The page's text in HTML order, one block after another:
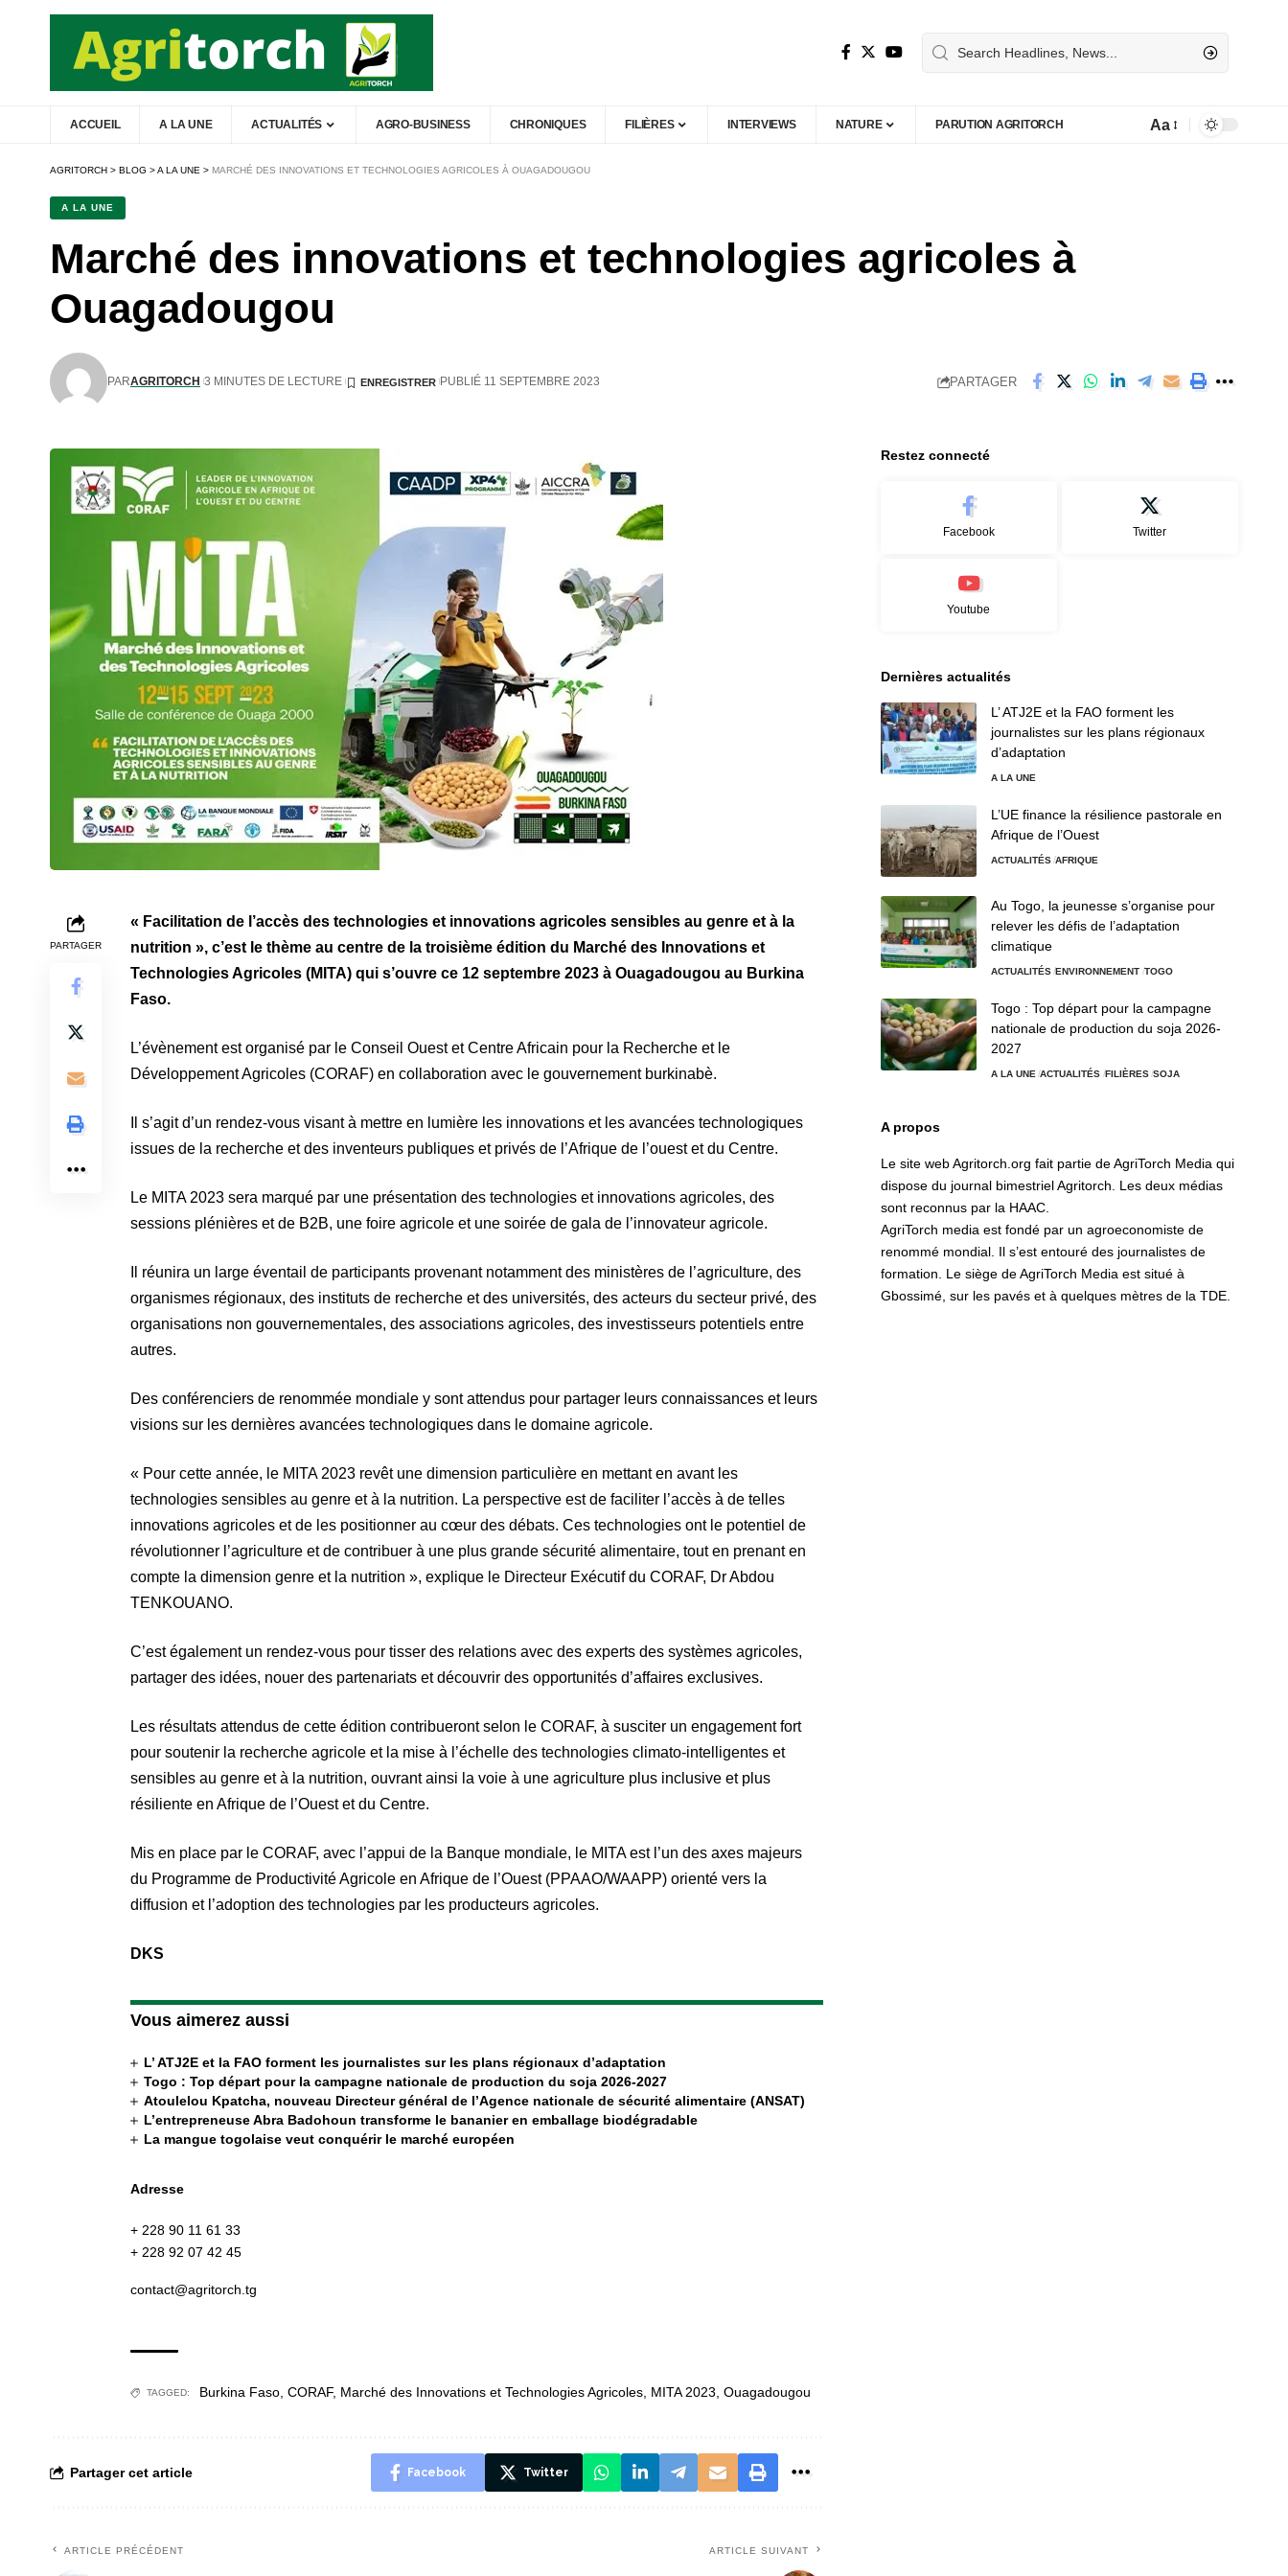
ACCUEIL A LA UNE ACTUALITÉS AGRO-BUSINESS CHRONIQUES FILIÈRES INTERVIEWS NATURE PARUTION AGRITORCH Aa
AGRITORCH > BLOG >A LA UNE > MARCHÉ DES INNOVATIONS ET TECHNOLOGIES AGRICOLES À OUAGADOUGOU
A LA UNE
Marché des innovations et technologies agricoles à
Ouagadougou
PARAGRITORCH 3 MINUTES DE LECTURE PUBLIÉ 11 SEPTEMBRE 2023 PARTAGER
PARTAGER
« Facilitation de l’accès des technologies et innovations agricoles sensibles au genre et à la
nutrition », c’est le thème au centre de la troisième édition du Marché des Innovations et
Technologies Agricoles (MITA) qui s’ouvre ce 12 septembre 2023 à Ouagadougou au Burkina
Faso.
L’évènement est organisé par le Conseil Ouest et Centre Africain pour la Recherche et le
Développement Agricoles (CORAF) en collaboration avec le gouvernement burkinabè.
Il s’agit d’un rendez-vous visant à mettre en lumière les innovations et les avancées technologiques
issues de la recherche et des inventeurs publiques et privés de l’Afrique de l’ouest et du Centre.
Le MITA 2023 sera marqué par une présentation des technologies et innovations agricoles, des
sessions plénières et de B2B, une foire agricole et une soirée de gala de l’innovateur agricole.
Il réunira un large éventail de participants provenant notamment des ministères de l’agriculture, des
organismes régionaux, des instituts de recherche et des universités, des acteurs du secteur privé, des
organisations non gouvernementales, des associations agricoles, des investisseurs potentiels entre
autres.
Des conférenciers de renommée mondiale y sont attendus pour partager leurs connaissances et leurs
visions sur les dernières avancées technologiques dans le domaine agricole.
« Pour cette année, le MITA 2023 revêt une dimension particulière en mettant en avant les
technologies sensibles au genre et à la nutrition. La perspective est de faciliter l’accès à de telles
innovations agricoles et de les positionner au cœur des débats. Ces technologies ont le potentiel de
révolutionner l’agriculture et de contribuer à une plus grande sécurité alimentaire, tout en prenant en
compte la dimension genre et la nutrition », explique le Directeur Exécutif du CORAF, Dr Abdou
TENKOUANO.
C’est également un rendez-vous pour tisser des relations avec des experts des systèmes agricoles,
partager des idées, nouer des partenariats et découvrir des opportunités d’affaires exclusives.
Les résultats attendus de cette édition contribueront selon le CORAF, à susciter un engagement fort
pour soutenir la recherche agricole et la mise à l’échelle des technologies climato-intelligentes et
sensibles au genre et à la nutrition, ouvrant ainsi la voie à une agriculture plus inclusive et plus
résiliente en Afrique de l’Ouest et du Centre.
Mis en place par le CORAF, avec l’appui de la Banque mondiale, le MITA est l’un des axes majeurs
du Programme de Productivité Agricole en Afrique de l’Ouest (PPAAO/WAAPP) orienté vers la
diffusion et l’adoption des technologies par les producteurs agricoles.
DKS
Vous aimerez aussi
L’ ATJ2E et la FAO forment les journalistes sur les plans régionaux d’adaptation
Togo : Top départ pour la campagne nationale de production du soja 2026-2027
Atoulelou Kpatcha, nouveau Directeur général de l’Agence nationale de sécurité alimentaire (ANSAT)
L’entrepreneuse Abra Badohoun transforme le bananier en emballage biodégradable
La mangue togolaise veut conquérir le marché européen
Adresse
+ 228 90 11 61 33
+ 228 92 07 42 45
contact@agritorch.tg
TAGGED: Burkina Faso CORAF, Marché des Innovations et Technologies Agricoles MITA 2023 Ouagadougou
Partager cet article Facebook Twitter
ARTICLE PRÉCÉDENT ARTICLE SUIVANT
Restez connecté
Facebook Twitter
Youtube
Dernières actualités
L’ ATJ2E et la FAO forment les
journalistes sur les plans régionaux
d’adaptation
A LA UNE
L’UE finance la résilience pastorale en
Afrique de l’Ouest
ACTUALITÉS AFRIQUE
Au Togo, la jeunesse s’organise pour
relever les défis de l’adaptation
climatique
ACTUALITÉS ENVIRONNEMENT TOGO
Togo : Top départ pour la campagne
nationale de production du soja 2026-
2027
A LA UNE ACTUALITÉS FILIÈRES SOJA
A propos
Le site web Agritorch.org fait partie de AgriTorch Media qui
dispose du journal bimestriel Agritorch. Les deux médias
sont reconnus par la HAAC.
AgriTorch media est fondé par un agroeconomiste de
renommé mondial. Il s’est entouré des journalistes de
formation. Le siège de AgriTorch Media est situé à
Gbossimé, sur les pavés et à quelques mètres de la TDE.